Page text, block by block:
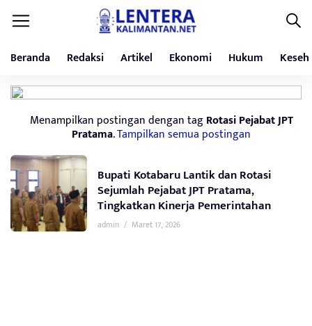
Beranda Redaksi Artikel Ekonomi Hukum
Menampilkan postingan dengan tagRotasi Pejabat JPT
Pratama.Tampilkan semua postingan
Bupati Kotabaru Lantik dan Rotasi
Sejumlah Pejabat JPT Pratama,
Tingkatkan Kinerja Pemerintahan
admin / Maret 17, 2026